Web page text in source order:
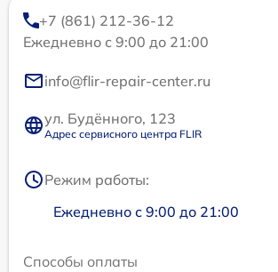
+7 (861) 212-36-12
Ежедневно с 9:00 до 21:00
info@flir-repair-center.ru
ул. Будённого, 123
Адрес сервисного центра FLIR
Режим работы:
Ежедневно с 9:00 до 21:00
Способы оплаты